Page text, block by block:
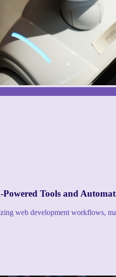
Tools and
web development workflows,